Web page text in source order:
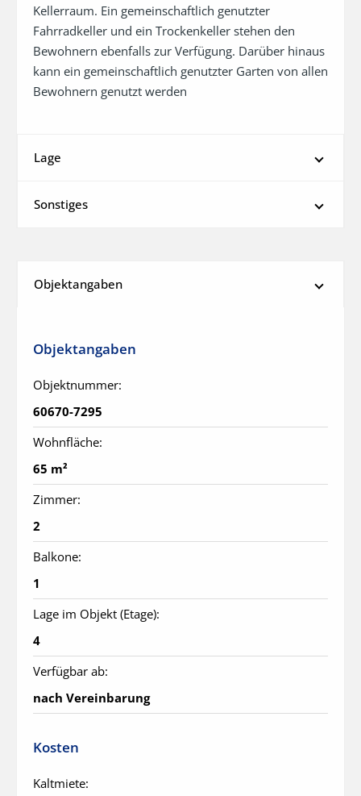
Kellerraum. Ein gemeinschaftlich genutzter
Fahrradkeller und ein Trockenkeller stehen den
Bewohnern ebenfalls zur Verfügung. Darüber hinaus
kann ein gemeinschaftlich genutzter Garten von allen
Bewohnern genutzt werden
Lage
Sonstiges
Objektangaben
Objektangaben
Objektnummer:
60670-7295
Wohnfläche:
65 m²
Zimmer:
2
Balkone:
1
Lage im Objekt (Etage):
4
Verfügbar ab:
nach Vereinbarung
Kosten
Kaltmiete: